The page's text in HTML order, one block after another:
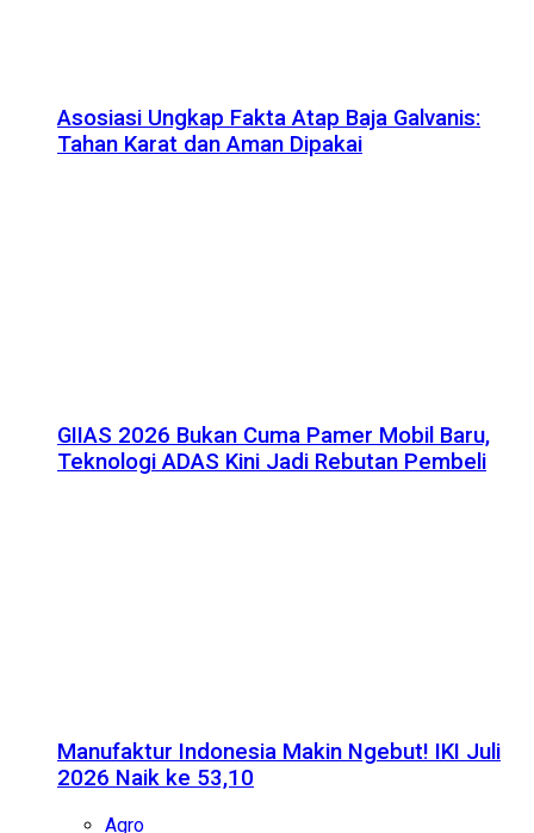
Asosiasi Ungkap Fakta Atap Baja Galvanis:
Tahan Karat dan Aman Dipakai
GIIAS 2026 Bukan Cuma Pamer Mobil Baru,
Teknologi ADAS Kini Jadi Rebutan Pembeli
Manufaktur Indonesia Makin Ngebut! IKI Juli
2026 Naik ke 53,10
Agro